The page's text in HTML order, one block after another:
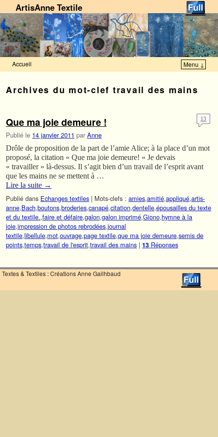
ArtisAnne Textile
Accueil Menu ↓
Archives du mot-clef travail des mains
Que ma joie demeure !
Publié le 14 janvier 2011 par Anne
13
Drôle de proposition de la part de l’amie Alice; à la place d’un mot
proposé, la citation « Que ma joie demeure! » Je devais
« travailler » là-dessus. Il s’agit bien d’un travail de l’esprit avant
que les mains ne se mettent à …
Lire la suite →
Publié dans Echanges textiles | Mots-clefs : amies,amitié,appliqué,artis-
anne,Bach,boutons,broderies,canapé,citation,dentelle,épousailles du texte
et du textile.,faire et défaire,galon,galon imprimé,Giono,hymne à la
joie,impression de photos rebrodées,journal
textile,libellule,mot,ouvrage,page textile,que ma joie demeure,semis de
points,temps,travail de l'esprit,travail des mains | 13 Réponses
Textes & Textiles : Créations Anne Gailhbaud